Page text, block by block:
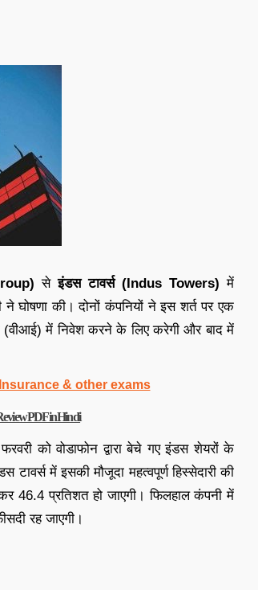
सेइंडस टावर्स (Indus Towers)में
घोषणा की। दोनों कंपनियों ने इस शर्त पर एक
(वीआई) में निवेश करने के लिए करेगी और बाद में
& other exams
PDF in Hindi
को वोडाफोन द्वारा बेचे गए इंडस शेयरों के
में इसकी मौजूदा महत्वपूर्ण हिस्सेदारी की
46.4 प्रतिशत हो जाएगी। फिलहाल कंपनी में
रह जाएगी।